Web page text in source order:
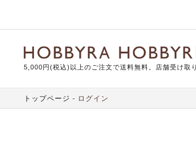
5,000円(税込)以上のご注文で送料無料。店舗受け取
トップページ ログイン